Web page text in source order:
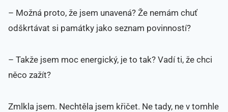
– Možná proto, že jsem unavená? Že nemám chuť
odškrtávat si památky jako seznam povinností?
– Takže jsem moc energický, je to tak? Vadí ti, že chci
něco zažít?
Zmlkla jsem. Nechtěla jsem křičet. Ne tady, ne v tomhle